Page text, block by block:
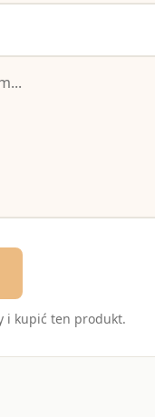
i kupić ten produkt.